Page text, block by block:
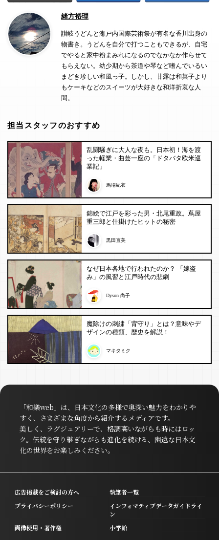
緒方裕理
讃岐うどんと瀬戸内国際芸術祭が有名な香川出身の
物書き。うどんを自分で打つこともできるが、自宅
でやると家中粉まみれになるのでなかなか作らせて
もらえない。幼少期から茶道や琴など嗜んでいるい
まどき珍しい和風っ子。しかし、甘露は和菓子より
もケーキなどのスイーツが大好きな和洋折衷な人
間。
担当スタッフのおすすめ
乱闘騒ぎに大人な夜も。日本初！海を渡
った軽業・曲芸一座の「ドタバタ欧米巡
業記」
馬場紀衣
錦絵で江戸を彩った男・北尾重政。蔦屋
重三郎と仕掛けたヒットの秘密
黒田直美
なぜ日本各地で行われたのか？ 「嫁盗
み」の風習と江戸時代の悲劇
Dyson 尚子
魔除けの刺繍「背守り」とは？意味やデ
ザインの種類、歴史を解説！
マキタミク
「和樂web」は、日本文化の多様で奥深い魅力をわかりや
すく、さまざまな角度から紹介するメディアです。
美しく、ラグジュアリーで、格調高いながらも時にはロッ
ク。伝統を守り継ぎながらも進化を続ける、幽遠な日本文
化の世界をお楽しみください。
広告掲載をご検討の方へ
執筆者一覧
プライバシーポリシー
インフォマティブデータガイドライ
ン
画像使用・著作権
小学館